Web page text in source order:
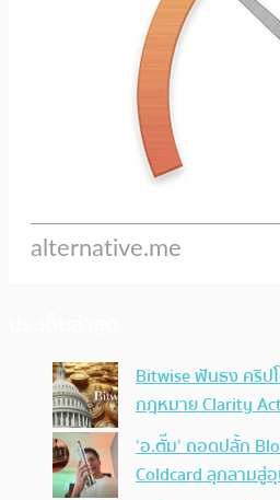
Bitwise ฟันธง คริป
กฎหมาย Clarity
‘อ.ตั๊ม’ ถอดปลั้ก
Coldcard ลุกลามสู่